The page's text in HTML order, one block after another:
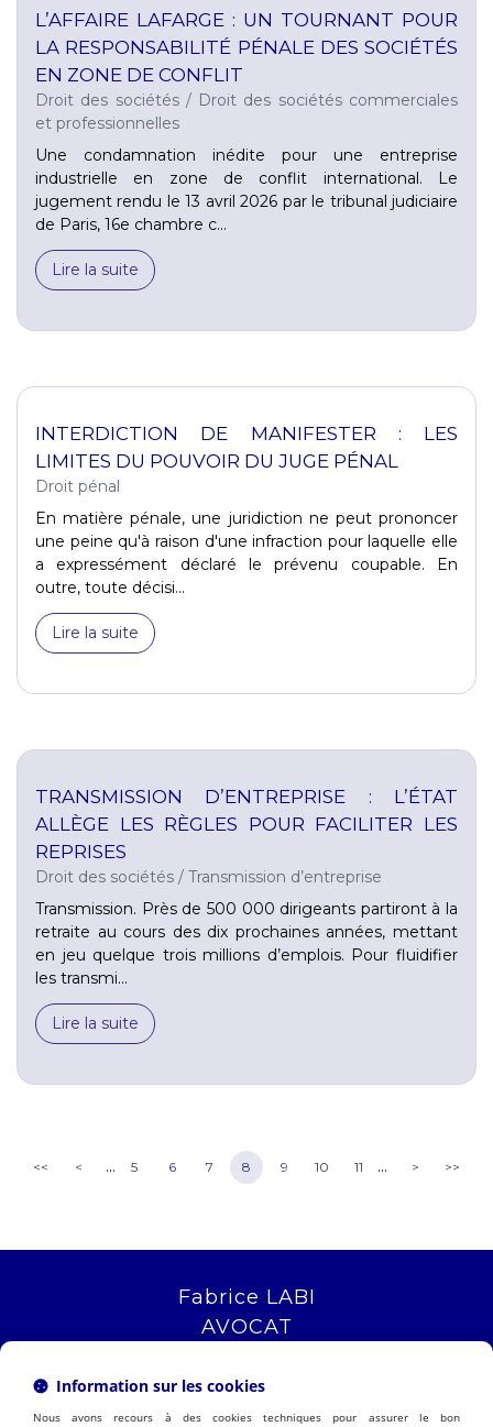
L’AFFAIRE LAFARGE : UN TOURNANT POUR
LA RESPONSABILITÉ PÉNALE DES SOCIÉTÉS
EN ZONE DE CONFLIT
Droit des sociétés/ Droit des sociétés commerciales
et professionnelles
Une condamnation inédite pour une entreprise
industrielle en zone de conflit international. Le
jugement rendu le 13 avril 2026 par le tribunal judiciaire
de Paris, 16e chambre c...
Lire la suite
INTERDICTION DE MANIFESTER : LES
LIMITES DU POUVOIR DU JUGE PÉNAL
Droit pénal
En matière pénale, une juridiction ne peut prononcer
une peine qu'à raison d'une infraction pour laquelle elle
a expressément déclaré le prévenu coupable. En
outre, toute décisi...
Lire la suite
TRANSMISSION D’ENTREPRISE : L’ÉTAT
ALLÈGE LES RÈGLES POUR FACILITER LES
REPRISES
Droit des sociétés / Transmission d’entreprise
Transmission. Près de 500 000 dirigeants partiront à la
retraite au cours des dix prochaines années, mettant
en jeu quelque trois millions d’emplois. Pour fluidifier
les transmi...
Lire la suite
<< < ... 5 6 7 8 9 10 11 ... > >>
Fabrice LABI
AVOCAT
13006 MARSEILLE
Information sur les cookies
Nous avons recours à des cookies techniques pour assurer le bon